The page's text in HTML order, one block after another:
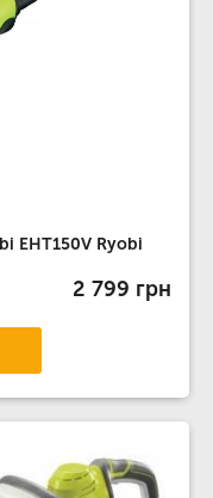
EHT150V Ryobi
2 799 грн